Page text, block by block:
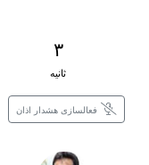
۳
ثانیه
فعالسازی هشدار اذان